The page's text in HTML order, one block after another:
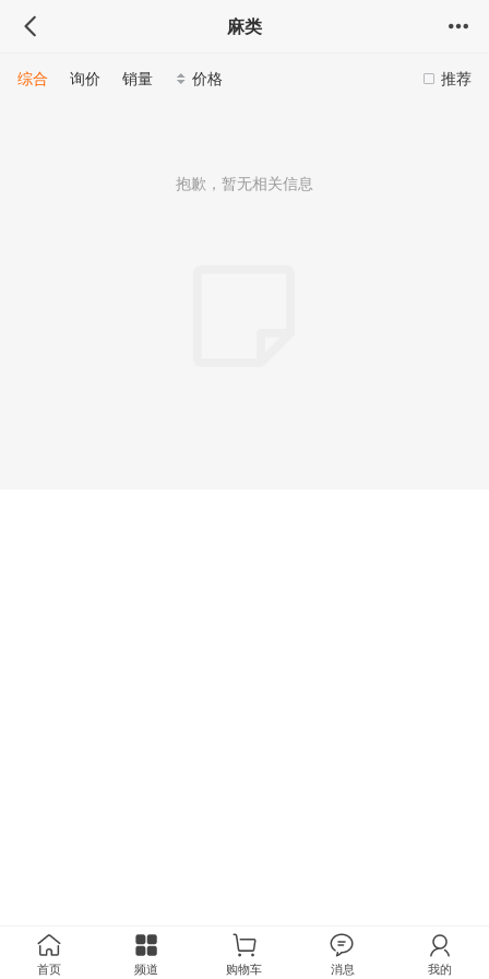
麻类
推荐
综合 询价 销量 价格
抱歉，暂无相关信息
首页 频道 购物车 消息 我的